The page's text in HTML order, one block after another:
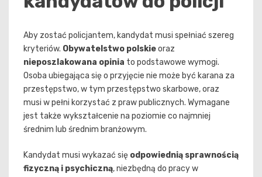
Aby zostać policjantem, kandydat musi spełniać szereg
kryteriów. Obywatelstwo polskieoraz
nieposzlakowana opinia to podstawowe wymogi.
Osoba ubiegająca się o przyjęcie nie może być karana za
przestępstwo, w tym przestępstwo skarbowe, oraz
musi w pełni korzystać z praw publicznych. Wymagane
jest także wykształcenie na poziomie co najmniej
średnim lub średnim branżowym.
Kandydat musi wykazać się odpowiednią sprawnością
fizyczną i psychiczną, niezbędną do pracy w